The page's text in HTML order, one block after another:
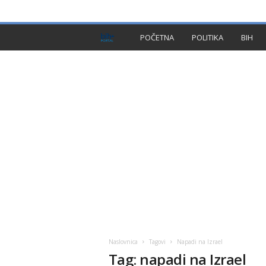
POČETNA POLITIKA BIH
Naslovnica Tagovi Napadi na Izrael
Tag: napadi na Izrael